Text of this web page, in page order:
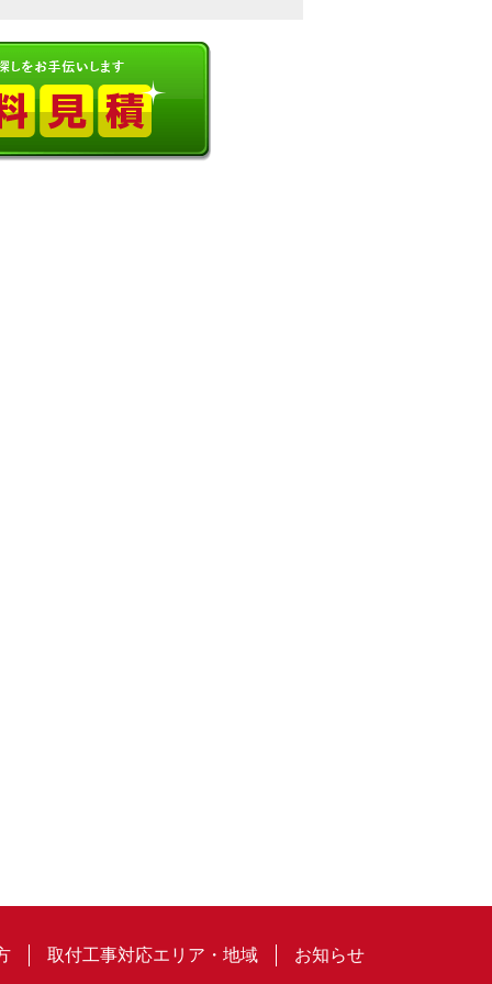
取付工事対応エリア・地域 お知らせ